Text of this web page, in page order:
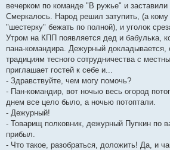
вечерком по команде "В ружье" и заставили
Смеркалось. Народ решил затупить, (а кому
"шестерку" бежать по полной), и уголок
Утром на КПП появляется дед и бабулька,
пана-командира. Дежурный докладывается,
традициям тесного сотрудничества с
приглашает гостей к себе и...
- Здравствуйте, чем могу помочь?
- Пан-командир, вот ночью весь огород
днем все цело было, а ночью потоптали.
- Дежурный!
- Товарищ полковник, дежурный Пупкин по
прибыл.
- Что такое, разобраться, доложить! Да, и